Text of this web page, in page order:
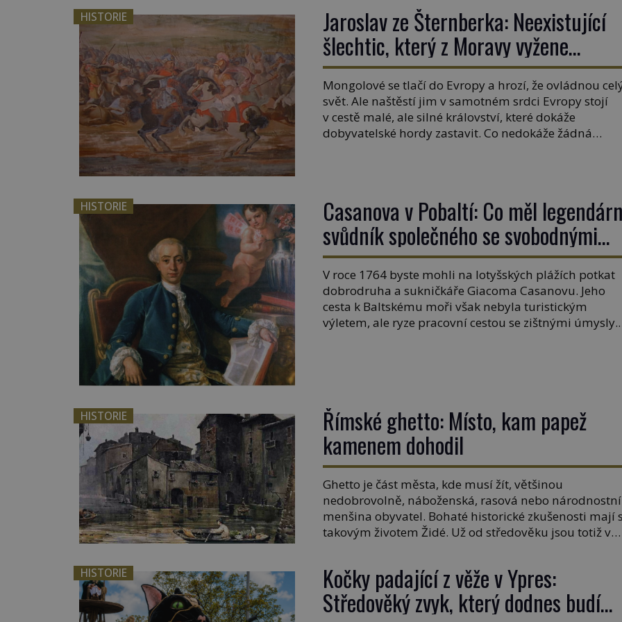
HISTORIE Jaroslav ze Šternberka: Neexistující
šlechtic, který z Moravy vyžene
Mongoly
Mongolové se tlačí do Evropy a hrozí, že ovládnou
svět. Ale naštěstí jim v samotném srdci Evropy stojí
v cestě malé, ale silné království, které dokáže
dobyvatelské hordy zastavit. Co nedokáže žádná
HISTORIE Casanova v Pobaltí: Co měl
svůdník společného se svobodnými
zednáři?
V roce 1764 byste mohli na lotyšských plážích potkat
dobrodruha a sukničkáře Giacoma Casanovu. Jeho
cesta k Baltskému moři však nebyla turistickým
výletem, ale ryze pracovní cestou se zištnými úmysly.
HISTORIE Římské ghetto: Místo, kam papež
kamenem dohodil
Ghetto je část města, kde musí žít, většinou
nedobrovolně, náboženská, rasová nebo národnostní
menšina obyvatel. Bohaté historické zkušenosti mají s
takovým životem Židé. Už od středověku jsou totiž v
vztah k Židům, nemá se Řím čím chlubit. […]
HISTORIE Kočky padající z věže v Ypres:
Středověký zvyk, který dodnes budí